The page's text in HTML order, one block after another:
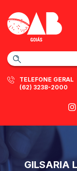
TELEFONE GERAL
(62) 3238-2000
GILSARIA